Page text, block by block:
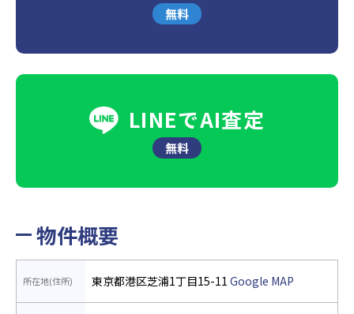
無料
LINEでAI査定
無料
物件概要
所在地(住所) 東京都港区芝浦1丁目15-11 Google MAP